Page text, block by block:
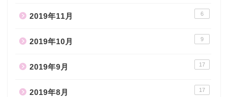
2019年11月 6
2019年10月 9
2019年9月 17
2019年8月 17